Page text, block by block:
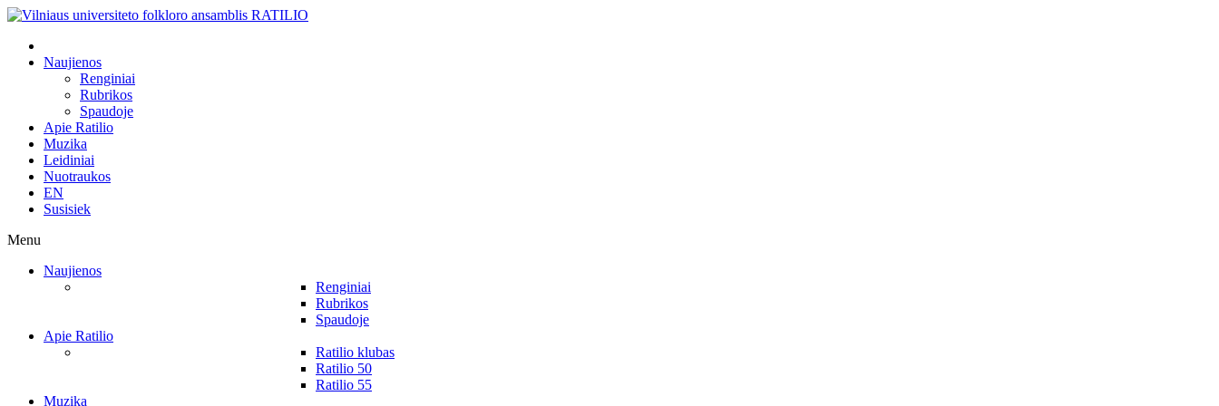
Naujienos
Renginiai
Rubrikos
Spaudoje
Apie Ratilio
Muzika
Leidiniai
Nuotraukos
EN
Susisiek
Menu
Naujienos
Renginiai
Rubrikos
Spaudoje
Apie Ratilio
Ratilio klubas
Ratilio 50
Ratilio 55
Muzika